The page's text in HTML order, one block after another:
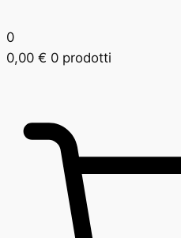
0
0,00 € 0 prodotti